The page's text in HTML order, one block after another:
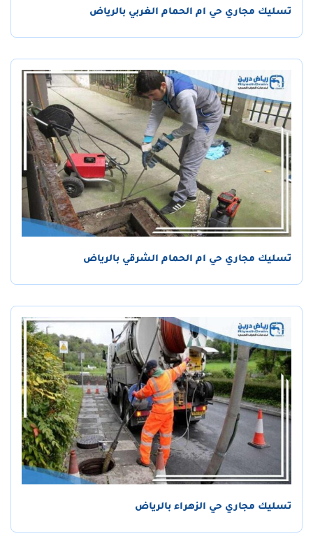
تسليك مجاري حي ام الحمام الغربي بالرياض
تسليك مجاري حي ام الحمام الشرقي بالرياض
تسليك مجاري حي الزهراء بالرياض